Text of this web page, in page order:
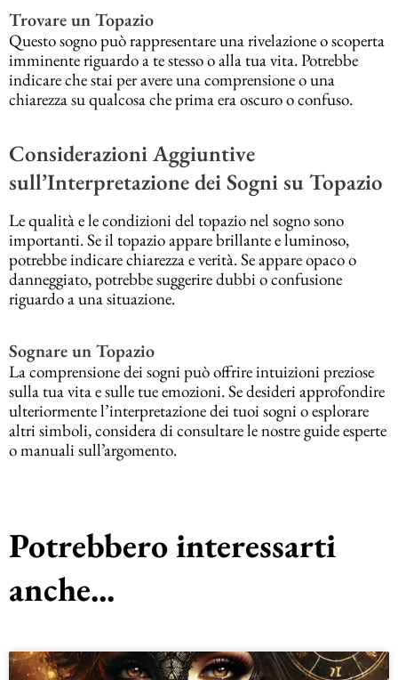
Trovare un Topazio
Questo sogno può rappresentare una rivelazione o scoperta
imminente riguardo a te stesso o alla tua vita. Potrebbe
indicare che stai per avere una comprensione o una
chiarezza su qualcosa che prima era oscuro o confuso.
Considerazioni Aggiuntive
sull’Interpretazione dei Sogni su Topazio
Le qualità e le condizioni del topazio nel sogno sono
importanti. Se il topazio appare brillante e luminoso,
potrebbe indicare chiarezza e verità. Se appare opaco o
danneggiato, potrebbe suggerire dubbi o confusione
riguardo a una situazione.
Sognare un Topazio
La comprensione dei sogni può offrire intuizioni preziose
sulla tua vita e sulle tue emozioni. Se desideri approfondire
ulteriormente l’interpretazione dei tuoi sogni o esplorare
altri simboli, considera di consultare le nostre guide esperte
o manuali sull’argomento.
Potrebbero interessarti
anche...